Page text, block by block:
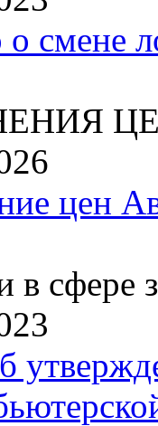
о смене
цен
в сфере